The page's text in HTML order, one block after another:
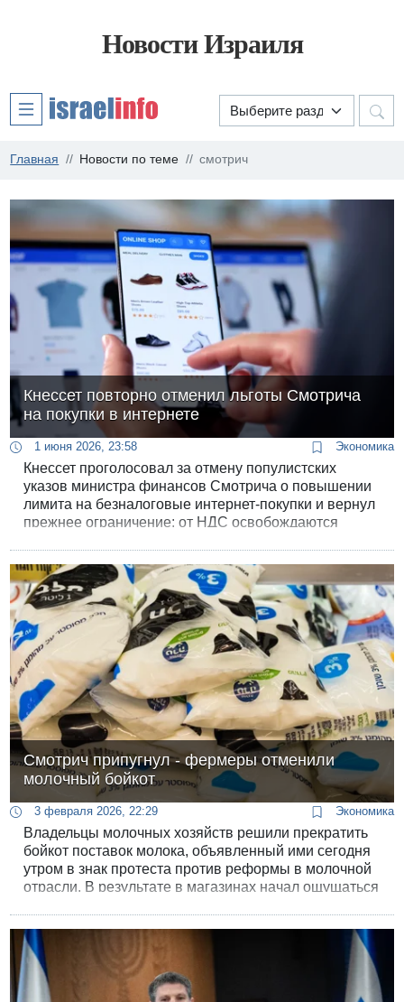
Новости Израиля
Главная Новости по теме смотрич
Кнессет повторно отменил льготы Смотрича
на покупки в интернете
1 июня 2026, 23:58 Экономика
Кнессет проголосовал за отмену популистских
указов министра финансов Смотрича о повышении
лимита на безналоговые интернет-покупки и вернул
прежнее ограничение: от НДС освобождаются
Смотрич припугнул - фермеры отменили
молочный бойкот
3 февраля 2026, 22:29 Экономика
Владельцы молочных хозяйств решили прекратить
бойкот поставок молока, объявленный ими сегодня
утром в знак протеста против реформы в молочной
отрасли. В результате в магазинах начал ощущаться